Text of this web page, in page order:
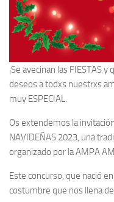
¡Se avecinan las FIESTAS
deseos a todxs nuestrxs
muy ESPECIAL.
Os extendemos la
NAVIDEÑAS 2023, una
organizado por la AMPA
Este concurso, que nació
costumbre que nos llena